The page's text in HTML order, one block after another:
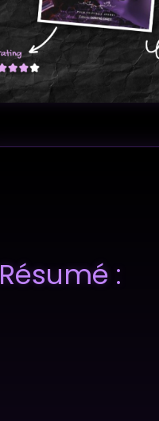
Résumé :